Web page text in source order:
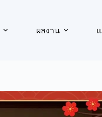
ผลงาน